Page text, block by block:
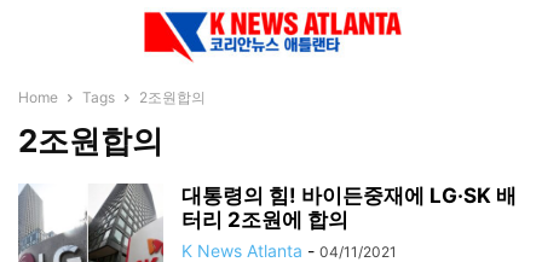
Home Tags 2조원합의
2조원합의
대통령의 힘! 바이든중재에 LG·SK 배
터리 2조원에 합의
K News Atlanta - 04/11/2021